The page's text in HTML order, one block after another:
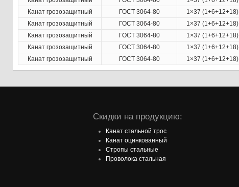
Канат грозозащитный
ГОСТ 3064-80 1×37 (1+6+12+18)
Канат грозозащитный
ГОСТ 3064-80 1×37 (1+6+12+18)
Канат грозозащитный
ГОСТ 3064-80 1×37 (1+6+12+18)
Канат грозозащитный
ГОСТ 3064-80 1×37 (1+6+12+18)
Канат грозозащитный
ГОСТ 3064-80 1×37 (1+6+12+18)
Скидки на продукцию:
Канат стальной трос
Канат оцинкованный
Стропы стальные
Проволока стальная